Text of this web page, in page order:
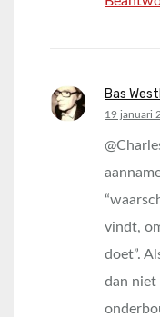
Bas
says:
19 januari
vindt,
doet”.
dan